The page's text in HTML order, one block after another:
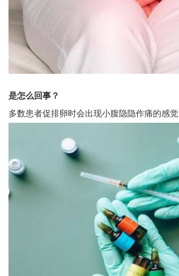
是怎么回事？
多数患者促排卵时会出现小腹隐隐作痛的感觉